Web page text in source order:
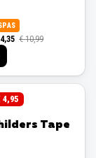
€ 10,99
4,95
Tape